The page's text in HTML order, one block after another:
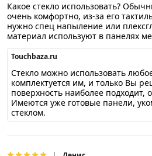
Какое стекло использовать?
очень комфортно, из-за его
нужно спец напыление или
материал используют в панелях
Touchbaza.ru
Стекло можно использовать
комплектуется им, и только Вы
поверхность наиболее подходит,
Имеются уже готовые панели,
стеклом.